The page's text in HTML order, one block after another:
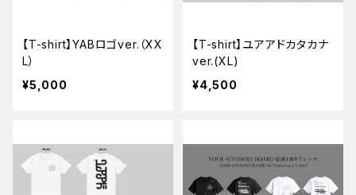
【T-shirt】YABロゴver.（XX
L）
¥5,000
【T-shirt】ユアアドカタカナ
ver.(XL)
¥4,500